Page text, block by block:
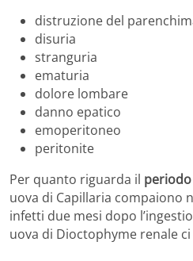
distruzione del
disuria
stranguria
ematuria
dolore lombare
danno epatico
emoperitoneo
peritonite
Per quanto riguarda il
uova di Capillaria compaiono
infetti due mesi dopo
uova di Dioctophyme renale